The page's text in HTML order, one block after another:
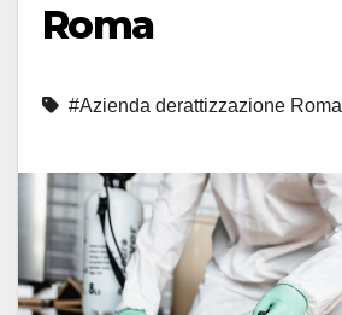
Roma
#Azienda derattizzazione Roma